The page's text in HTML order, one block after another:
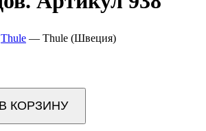
Thule — Thule (Швеция)
В КОРЗИНУ